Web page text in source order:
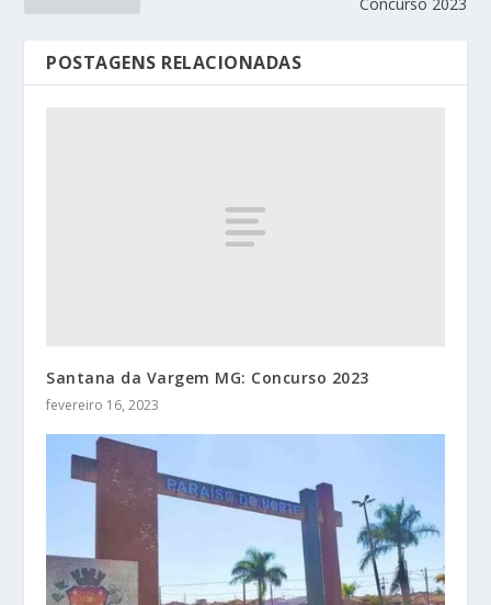
Concurso 2023
POSTAGENS RELACIONADAS
Santana da Vargem MG: Concurso 2023
fevereiro 16, 2023